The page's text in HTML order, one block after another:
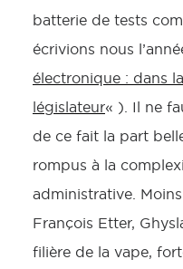
batterie de tests
écrivions nous
électronique : dans
législateur« ). Il ne
de ce fait la part
rompus à la
administrative.
François Etter,
filière de la vape,